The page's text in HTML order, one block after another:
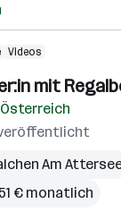
Videos
mit
Österreich
Am
€ monatlich